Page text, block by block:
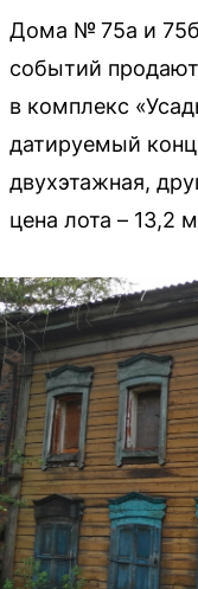
Дома № 75а и
событий
в комплекс
датируемый
двухэтажная,
цена лота – 13,2